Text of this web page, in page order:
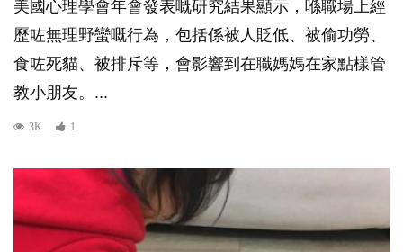
美國心理學會年會發表嘅研究結果顯示，喺職場上經
歷咗無理野蠻嘅行為，包括係被人貶低、被偷功勞、
食咗死貓、被排斥等，會影響到在職媽媽在家點樣管
教小朋友。...
3K 1